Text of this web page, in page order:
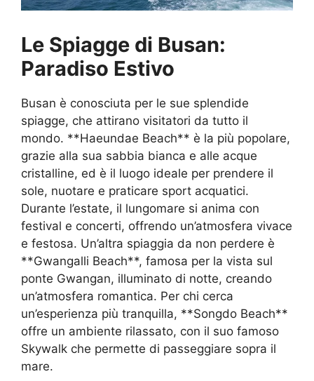
Le Spiagge di Busan:
Paradiso Estivo
Busan è conosciuta per le sue splendide
spiagge, che attirano visitatori da tutto il
mondo. **Haeundae Beach** è la più popolare,
grazie alla sua sabbia bianca e alle acque
cristalline, ed è il luogo ideale per prendere il
sole, nuotare e praticare sport acquatici.
Durante l’estate, il lungomare si anima con
festival e concerti, offrendo un’atmosfera vivace
e festosa. Un’altra spiaggia da non perdere è
**Gwangalli Beach**, famosa per la vista sul
ponte Gwangan, illuminato di notte, creando
un’atmosfera romantica. Per chi cerca
un’esperienza più tranquilla, **Songdo Beach**
offre un ambiente rilassato, con il suo famoso
Skywalk che permette di passeggiare sopra il
mare.